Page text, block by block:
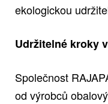
ekologickou
Udržitelné kroky
Společnost
od výrobců